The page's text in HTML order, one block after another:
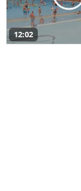
12:02